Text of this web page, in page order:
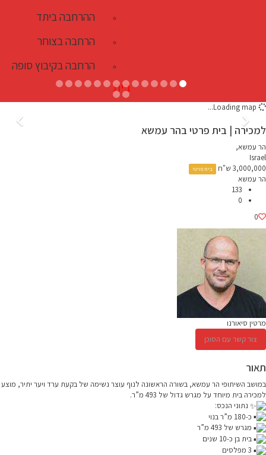
ההרחבה ביתד
הרחבה בצוחר
הרחבה בקיבוץ סופה
בית
למכירה | בית פרטי בהר עמשא
הר עמשא,
Israel
3,000,000 ש"ח
בית פרטי
הר עמשא
133
0
0
מרטין סיאורנו
צור קשר עם הסוכן
תאור
במושב השיתופי הר עמשא, בשורה הראשונה לנוף עוצר נשימה של בקעת ערד ויער יתיר, מוצע
למכירה בית מיוחד על מגרש גדול של 493 מ”ר.
נתוני הנכס:
כ-180 מ”ר בנוי
מגרש של 493 מ”ר
בית בן כ-10 שנים